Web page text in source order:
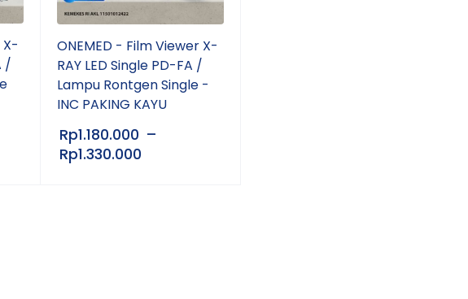
X-
/
ONEMED - Film Viewer X-
RAY LED Single PD-FA /
Lampu Rontgen Single -
INC PAKING KAYU
Rp1.180.000 –
Rp1.330.000